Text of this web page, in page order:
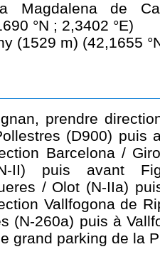
Magdalena de
°N ; 2,3402 °E)
(1529 m) (42,1655
prendre
(D900) puis
Barcelona /
II) puis avant
/ Olot (N-IIa)
Vallfogona de
(N-260a) puis à
grand parking de la